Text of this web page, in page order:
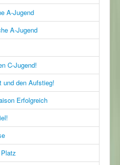
A-Jugend
A-Jugend
C-Jugend!
und den Aufstieg!
Erfolgreich